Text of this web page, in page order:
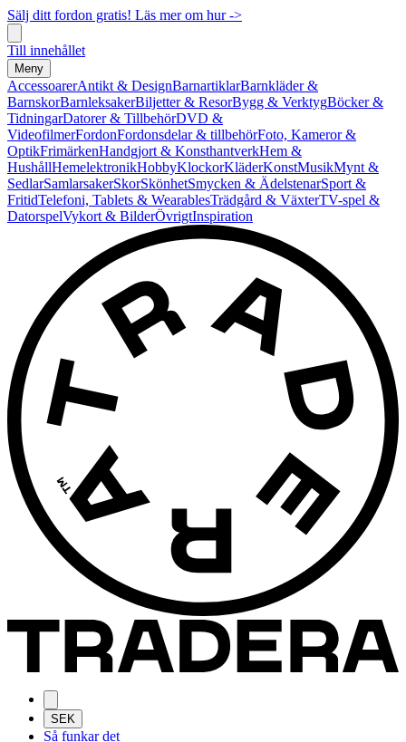
Sälj ditt fordon gratis! Läs mer om hur ->
Till innehållet
Meny
AccessoarerAntikt & DesignBarnartiklarBarnkläder &
BarnskorBarnleksakerBiljetter & ResorBygg & VerktygBöcker &
TidningarDatorer & TillbehörDVD &
VideofilmerFordonFordonsdelar & tillbehörFoto, Kameror &
OptikFrimärkenHandgjort & KonsthantverkHem &
HushållHemelektronikHobbyKlockorKläderKonstMusikMynt &
SedlarSamlarsakerSkorSkönhetSmycken & ÄdelstenarSport &
FritidTelefoni, Tablets & WearablesTrädgård & VäxterTV-spel &
DatorspelVykort & BilderÖvrigtInspiration
SEK
Så funkar det